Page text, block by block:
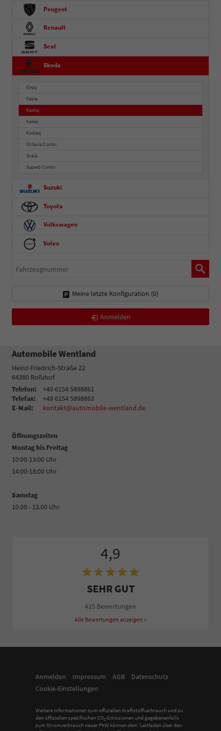
Peugeot
Renault
Seat
Skoda
Elroq
Fabia
Kamiq
Karoq
Kodiaq
Octavia Combi
Scala
Superb Combi
Suzuki
Toyota
Volkswagen
Volvo
Fahrzeugnummer
Meine letzte Konfiguration (0)
Anmelden
Automobile Wentland
Heinz-Friedrich-Straße 22
64380 Roßdorf
Telefon:
+49 6154 5898861
Telefax:
+49 6154 5898863
E-Mail:
kontakt@automobile-wentland.de
Öffnungszeiten
Montag bis Freitag
10:00-13:00 Uhr
14:00-18:00 Uhr
Samstag
10.00 - 13.00 Uhr
4,9
SEHR GUT
415 Bewertungen
Alle Bewertungen anzeigen >
Anmelden Impressum AGB
Datenschutz
Cookie-Einstellungen
Weitere Informationen zum offiziellen Kraftstoffverbrauch und zu
den offiziellen spezifischen CO2-Emissionen und gegebenenfalls
zum Stromverbrauch neuer PKW können dem 'Leitfaden über den